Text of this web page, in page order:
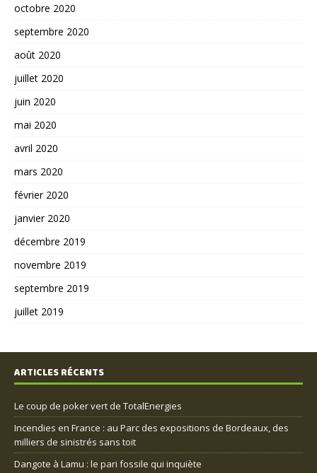
octobre 2020
septembre 2020
août 2020
juillet 2020
juin 2020
mai 2020
avril 2020
mars 2020
février 2020
janvier 2020
décembre 2019
novembre 2019
septembre 2019
juillet 2019
ARTICLES RÉCENTS
Le coup de poker vert de TotalEnergies
Incendies en France : au Parc des expositions de Bordeaux, des
milliers de sinistrés sans toit
Dangote à Lamu : le pari fossile qui inquiète